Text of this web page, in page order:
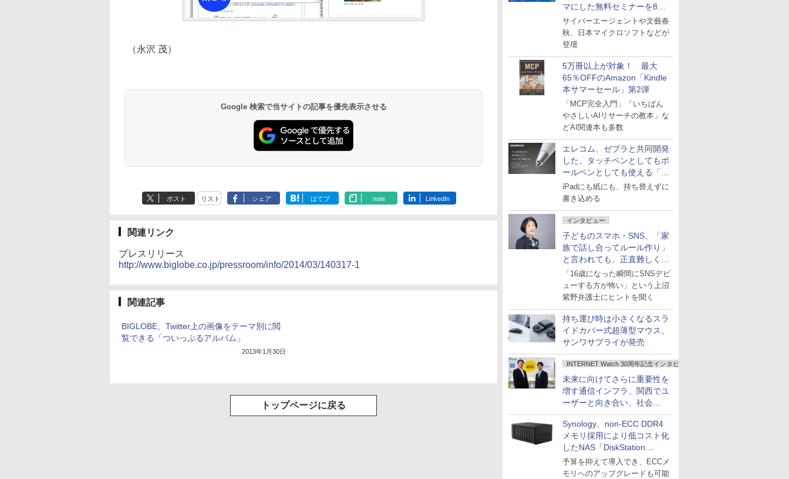
マにした無料セミナーを8月
27日にオンライン開催
サイバーエージェントや文藝春
秋、日本マイクロソフトなどが
登壇
5万冊以上が対象！ 最大
65％OFFのAmazon「Kindle
本サマーセール」第2弾
「MCP完全入門」「いちばん
やさしいAIリサーチの教本」な
どAI関連本も多数
エレコム、ゼブラと共同開発
した、タッチペンとしてもボ
ールペンとしても使える「ス
タイラスツーウェイ」発売
iPadにも紙にも、持ち替えずに
書き込める
インタビュー
子どものスマホ・SNS、「家
族で話し合ってルール作り」
と言われても、正直難しくな
いですか？
「16歳になった瞬間にSNSデビ
ューする方が怖い」という上沼
紫野弁護士にヒントを聞く
持ち運び時は小さくなるスラ
イドカバー式超薄型マウス、
サンワサプライが発売
INTERNET Watch 30周年記念インタビュー
未来に向けてさらに重要性を
増す通信インフラ、関西でユ
ーザーと向き合い、社会
の“あたらしい”を起動し続け
る～オプテージ
Synology、non-ECC DDR4
メモリ採用により低コスト化
したNAS「DiskStation
neo+」シリーズ
予算を抑えて導入でき、ECCメ
モリへのアップグレードも可能
（永沢 茂）
Google 検索で当サイトの記事を優先表示させる
ポスト リスト シェア はてブ note LinkedIn
関連リンク
プレスリリース
http://www.biglobe.co.jp/pressroom/info/2014/03/140317-1
関連記事
BIGLOBE、Twitter上の画像をテーマ別に閲
覧できる「ついっぷるアルバム」
2013年1月30日
トップページに戻る